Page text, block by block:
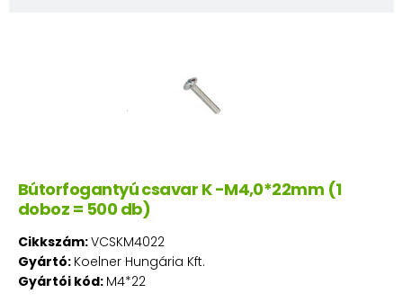
Bútorfogantyú csavar K -M4,0*22mm (1
doboz = 500 db)
Cikkszám:VCSKM4022
Gyártó: Koelner Hungária Kft.
Gyártói kód: M4*22